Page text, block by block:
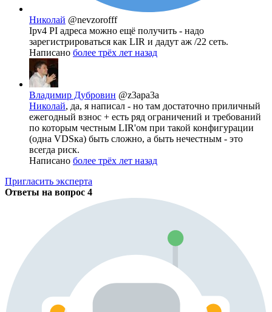
Николай @nevzorofff
Ipv4 PI адреса можно ещё получить - надо
зарегистрироваться как LIR и дадут аж /22 сеть.
Написано более трёх лет назад
Владимир Дубровин @z3apa3a
Николай, да, я написал - но там достаточно приличный
ежегодный взнос + есть ряд ограничений и требований
по которым честным LIR'ом при такой конфигурации
(одна VDSка) быть сложно, а быть нечестным - это
всегда риск.
Написано более трёх лет назад
Пригласить эксперта
Ответы на вопрос 4